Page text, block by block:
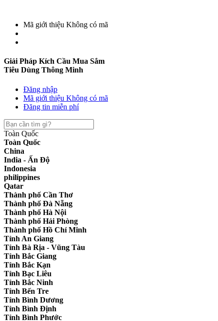
Mã giới thiệu Không có mã
Giải Pháp Kích Cầu Mua Sắm
Tiêu Dùng Thông Minh
Đăng nhập
Mã giới thiệu Không có mã
Đăng tin miễn phí
Toàn Quốc
Toàn Quốc
China
India - Ấn Độ
Indonesia
philippines
Qatar
Thành phố Cần Thơ
Thành phố Đà Nẵng
Thành phố Hà Nội
Thành phố Hải Phòng
Thành phố Hồ Chí Minh
Tỉnh An Giang
Tỉnh Bà Rịa - Vũng Tàu
Tỉnh Bắc Giang
Tỉnh Bắc Kạn
Tỉnh Bạc Liêu
Tỉnh Bắc Ninh
Tỉnh Bến Tre
Tỉnh Bình Dương
Tỉnh Bình Định
Tỉnh Bình Phước